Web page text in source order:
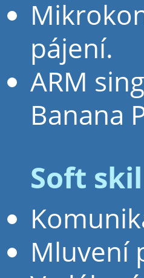
pájení.
ARM
Banana
Soft
Mluvení